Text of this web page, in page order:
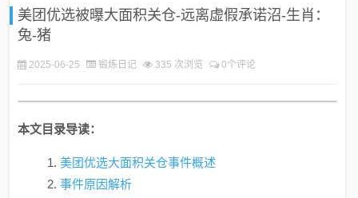
美团优选被曝大面积关仓-远离虚假承诺沼-生肖：
兔-猪
2025-06-25 锻炼日记 335 次浏览 0个评论
本文目录导读：
美团优选大面积关仓事件概述
事件原因解析